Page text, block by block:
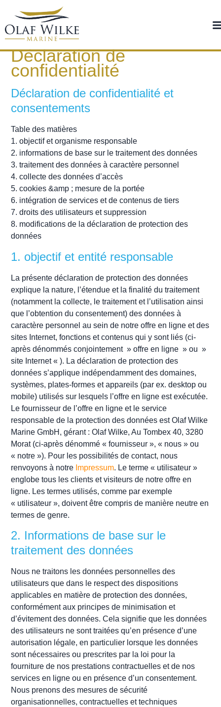
Déclaration de
confidentialité
Déclaration de confidentialité et
consentements
Table des matières
1. objectif et organisme responsable
2. informations de base sur le traitement des données
3. traitement des données à caractère personnel
4. collecte des données d’accès
5. cookies &amp ; mesure de la portée
6. intégration de services et de contenus de tiers
7. droits des utilisateurs et suppression
8. modifications de la déclaration de protection des
données
1. objectif et entité responsable
La présente déclaration de protection des données
explique la nature, l’étendue et la finalité du traitement
(notamment la collecte, le traitement et l’utilisation ainsi
que l’obtention du consentement) des données à
caractère personnel au sein de notre offre en ligne et des
sites Internet, fonctions et contenus qui y sont liés (ci-
après dénommés conjointement » offre en ligne » ou »
site Internet « ). La déclaration de protection des
données s’applique indépendamment des domaines,
systèmes, plates-formes et appareils (par ex. desktop ou
mobile) utilisés sur lesquels l’offre en ligne est exécutée.
Le fournisseur de l’offre en ligne et le service
responsable de la protection des données est Olaf Wilke
Marine GmbH, gérant : Olaf Wilke, Au Tombex 40, 3280
Morat (ci-après dénommé « fournisseur », « nous » ou
« notre »). Pour les possibilités de contact, nous
renvoyons à notre Impressum. Le terme « utilisateur »
englobe tous les clients et visiteurs de notre offre en
ligne. Les termes utilisés, comme par exemple
« utilisateur », doivent être compris de manière neutre en
termes de genre.
2. Informations de base sur le
traitement des données
Nous ne traitons les données personnelles des
utilisateurs que dans le respect des dispositions
applicables en matière de protection des données,
conformément aux principes de minimisation et
d’évitement des données. Cela signifie que les données
des utilisateurs ne sont traitées qu’en présence d’une
autorisation légale, en particulier lorsque les données
sont nécessaires ou prescrites par la loi pour la
fourniture de nos prestations contractuelles et de nos
services en ligne ou en présence d’un consentement.
Nous prenons des mesures de sécurité
organisationnelles, contractuelles et techniques